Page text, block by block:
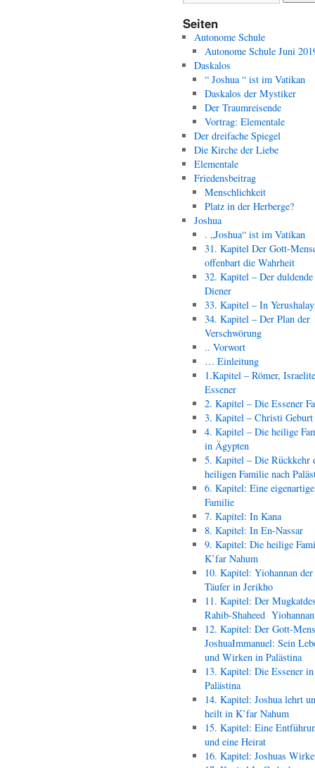
Seiten
Autonome Schule
Autonome Schule Juni
Daskalos
“ Joshua “ ist im Vatikan
Daskalos der Mystiker
Der Traumreisende
Vortrag: Elementale
Der dreifache Spiegel
Die Kirche der Liebe
Elementale
Friedensbeitrag
Menschlichkeit
Platz in der Herberge?
Joshua
. „Joshua“ ist im Vatikan
31. Kapitel Der Gott-
offenbart die Wahrheit
32. Kapitel – Der duldende
Diener
33. Kapitel – In
34. Kapitel – Der Plan der
Verschwörung
.. Vorwort
… Einleitung
1.Kapitel – Römer,
Essener
2. Kapitel – Die Essener
3. Kapitel – Christi Geburt
4. Kapitel – Die heilige
in Ägypten
5. Kapitel – Die Rückkehr
heiligen Familie nach
6. Kapitel: Eine eigenartige
Familie
7. Kapitel: In Kana
8. Kapitel: In En-Nassar
9. Kapitel: Die heilige
K’far Nahum
10. Kapitel: Yiohannan der
Täufer in Jerikho
11. Kapitel: Der
Rahib-Shaheed
12. Kapitel: Der Gott-
JoshuaImmanuel: Sein
und Wirken in Palästina
13. Kapitel: Die Essener in
Palästina
14. Kapitel: Joshua lehrt
heilt in K’far Nahum
15. Kapitel: Eine
und eine Heirat
16. Kapitel: Joshuas